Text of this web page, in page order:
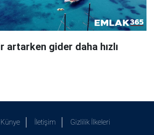
artarken gider daha hızlı
Künye İletişim Gizlilik İlkeleri